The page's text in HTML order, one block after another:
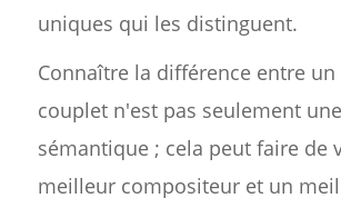
uniques qui les distinguent.
Connaître la différence entre
couplet n'est pas seulement
sémantique ; cela peut faire de
meilleur compositeur et un